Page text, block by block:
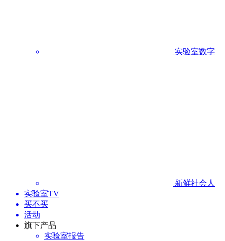
实验室数字
新鲜社会人
实验室TV
买不买
活动
旗下产品
实验室报告